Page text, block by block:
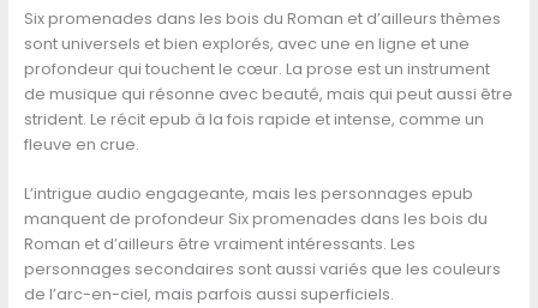
Six promenades dans les bois du Roman et d’ailleurs thèmes
sont universels et bien explorés, avec une en ligne et une
profondeur qui touchent le cœur. La prose est un instrument
de musique qui résonne avec beauté, mais qui peut aussi être
strident. Le récit epub à la fois rapide et intense, comme un
fleuve en crue.
L’intrigue audio engageante, mais les personnages epub
manquent de profondeur Six promenades dans les bois du
Roman et d’ailleurs être vraiment intéressants. Les
personnages secondaires sont aussi variés que les couleurs
de l’arc-en-ciel, mais parfois aussi superficiels.